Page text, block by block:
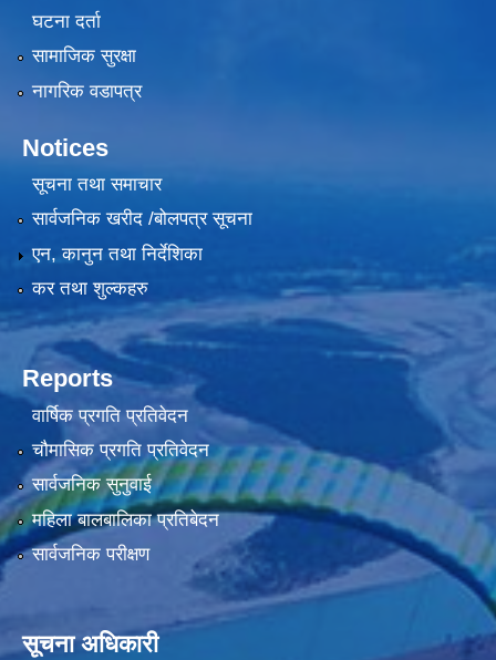
घटना दर्ता
सामाजिक सुरक्षा
नागरिक वडापत्र
Notices
सूचना तथा समाचार
सार्वजनिक खरीद /बोलपत्र सूचना
एन, कानुन तथा निर्देशिका
कर तथा शुल्कहरु
Reports
वार्षिक प्रगति प्रतिवेदन
चौमासिक प्रगति प्रतिवेदन
सार्वजनिक सुनुवाई
महिला बालबालिका प्रतिबेदन
सार्वजनिक परीक्षण
सूचना अधिकारी